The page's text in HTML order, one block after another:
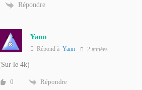
Répondre
Yann
Répond à Yann 2 années
le 4k)
0 Répondre